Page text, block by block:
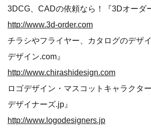
3DCG、CADの依頼なら！『3Dオーダ
http://www.3d-order.com
チラシやフライヤー、カタログのデザ
デザイン.com』
http://www.chirashidesign.com
ロゴデザイン・マスコットキャラクタ
デザイナーズ.jp』
http://www.logodesigners.jp